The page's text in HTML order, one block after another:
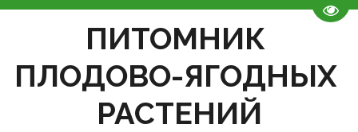
ПИТОМНИК
ПЛОДОВО-ЯГОДНЫХ
РАСТЕНИЙ